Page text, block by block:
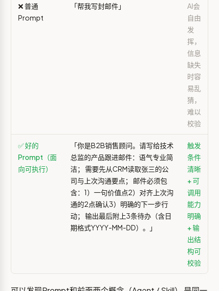
❌ 普通
Prompt
「帮我写封邮件」
AI会
自由
发
挥，
信息
缺失
时容
易乱
猜，
难以
校验
✅ 好的
Prompt（面
向可执行）
「你是B2B销售顾问。请写给技术
总监的产品跟进邮件：语气专业简
洁； 需要先从CRM读取张三的公
司与上次沟通要点； 邮件必须包
含：1）一句价值点2）对齐上次沟
通的2点确认3）明确的下一步行
动； 输出最后附上3条待办（含日
期格式YYYY-MM-DD）。」
触发
条件
清晰
+ 可
调用
能力
明确
+ 输
出结
构可
校验